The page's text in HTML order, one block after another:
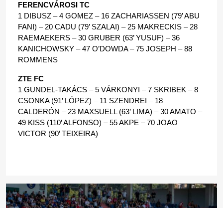
FERENCVÁROSI TC
1 DIBUSZ – 4 GOMEZ – 16 ZACHARIASSEN (79’ ABU
FANI) – 20 CADU (79’ SZALAI) – 25 MAKRECKIS – 28
RAEMAEKERS – 30 GRUBER (63’ YUSUF) – 36
KANICHOWSKY – 47 O’DOWDA – 75 JOSEPH – 88
ROMMENS
ZTE FC
1 GUNDEL-TAKÁCS – 5 VÁRKONYI – 7 SKRIBEK – 8
CSONKA (91’ LÓPEZ) – 11 SZENDREI – 18
CALDERÓN – 23 MAXSUELL (63’ LIMA) – 30 AMATO –
49 KISS (110’ ALFONSO) – 55 AKPE – 70 JOAO
VICTOR (90’ TEIXEIRA)